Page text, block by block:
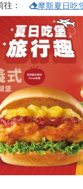
往： 摩斯夏日吃